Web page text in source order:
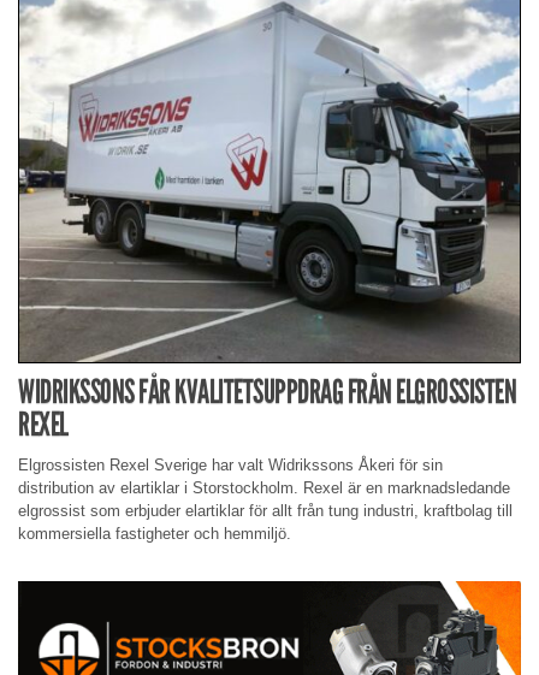
WIDRIKSSONS FÅR KVALITETSUPPDRAG FRÅN ELGROSSISTEN
REXEL
Elgrossisten Rexel Sverige har valt Widrikssons Åkeri för sin
distribution av elartiklar i Storstockholm. Rexel är en marknadsledande
elgrossist som erbjuder elartiklar för allt från tung industri, kraftbolag till
kommersiella fastigheter och hemmiljö.